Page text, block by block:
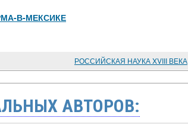
В-МЕКСИКЕ
РОССИЙСКАЯ НАУКА XVIII ВЕКА
АВТОРОВ: